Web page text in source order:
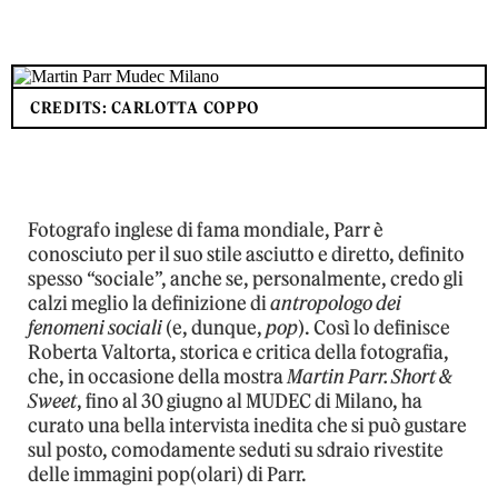
CREDITS: CARLOTTA COPPO
Fotografo inglese di fama mondiale, Parr è
conosciuto per il suo stile asciutto e diretto, definito
spesso “sociale”, anche se, personalmente, credo gli
calzi meglio la definizione diantropologo dei
fenomeni sociali(e, dunque,pop). Così lo definisce
Roberta Valtorta,storica e critica della fotografia,
che, in occasione della mostraMartin Parr. Short &
Sweet, fino al 30 giugno al MUDEC di Milano, ha
curato una bella intervista inedita che si può gustare
sul posto, comodamente seduti su sdraio rivestite
delle immagini pop(olari) di Parr.